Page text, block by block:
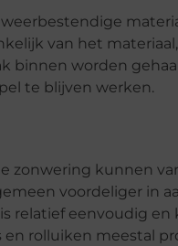
van het
binnen worden
te blijven werken.
zonwering kunnen
voordeliger in
relatief eenvoudig
rolluiken meestal